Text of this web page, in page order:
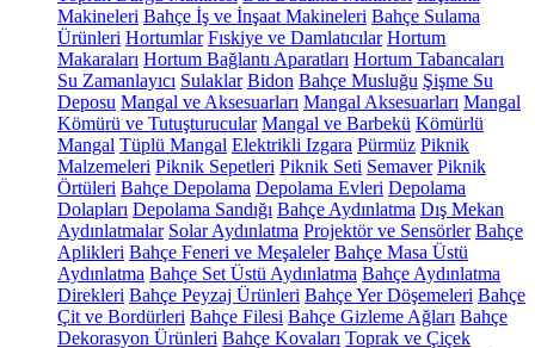
Makineleri Bahçe İş ve İnşaat Makineleri Bahçe Sulama
Ürünleri Hortumlar Fıskiye ve Damlatıcılar Hortum
Makaraları Hortum Bağlantı Aparatları Hortum Tabancaları
Su Zamanlayıcı Sulaklar Bidon Bahçe Musluğu Şişme Su
Deposu Mangal ve Aksesuarları Mangal Aksesuarları Mangal
Kömürü ve Tutuşturucular Mangal ve Barbekü Kömürlü
Mangal Tüplü Mangal Elektrikli Izgara Pürmüz Piknik
Malzemeleri Piknik Sepetleri Piknik Seti Semaver Piknik
Örtüleri Bahçe Depolama Depolama Evleri Depolama
Dolapları Depolama Sandığı Bahçe Aydınlatma Dış Mekan
Aydınlatmalar Solar Aydınlatma Projektör ve Sensörler Bahçe
Aplikleri Bahçe Feneri ve Meşaleler Bahçe Masa Üstü
Aydınlatma Bahçe Set Üstü Aydınlatma Bahçe Aydınlatma
Direkleri Bahçe Peyzaj Ürünleri Bahçe Yer Döşemeleri Bahçe
Çit ve Bordürleri Bahçe Filesi Bahçe Gizleme Ağları Bahçe
Dekorasyon Ürünleri Bahçe Kovaları Toprak ve Çiçek